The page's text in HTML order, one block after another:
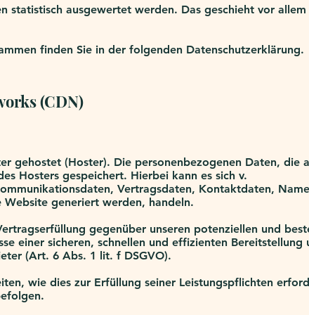
statistisch ausgewertet werden. Das geschieht vor
finden Sie in der folgenden Datenschutzerklärung.
(CDN)
gehostet (Hoster). Die personenbezogenen Daten, die
Hosters gespeichert. Hierbei kann es sich v.
Vertragsdaten, Kontaktdaten,
generiert werden, handeln.
gegenüber unseren potenziellen und
einer sicheren, schnellen und effizienten Bereitstellung
(Art. 6 Abs. 1 lit. f DSGVO).
wie dies zur Erfüllung seiner Leistungspflichten